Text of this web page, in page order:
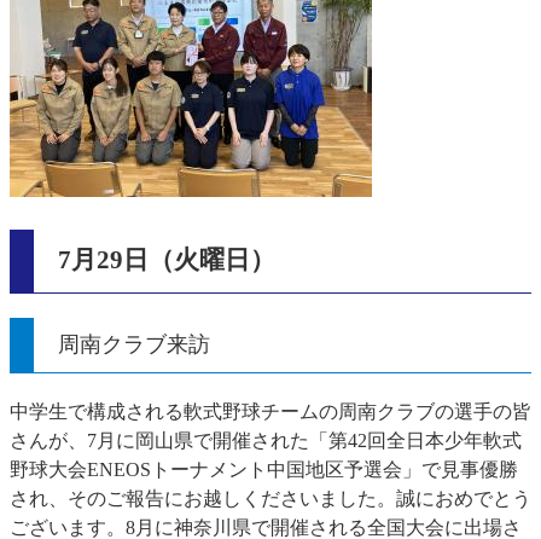
7月29日（火曜日）
周南クラブ来訪
中学生で構成される軟式野球チームの周南クラブの選手の皆
さんが、7月に岡山県で開催された「第42回全日本少年軟式
野球大会ENEOSトーナメント中国地区予選会」で見事優勝
され、そのご報告にお越しくださいました。誠におめでとう
ございます。8月に神奈川県で開催される全国大会に出場さ